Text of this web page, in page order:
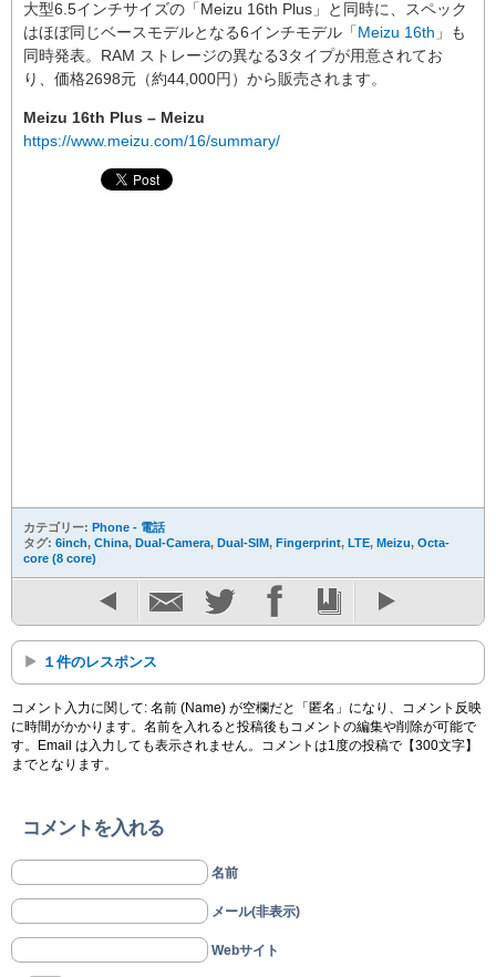
大型6.5インチサイズの「Meizu 16th Plus」と同時に、スペック
はほぼ同じベースモデルとなる6インチモデル「Meizu 16th 」も
同時発表。RAM ストレージの異なる3タイプが用意されてお
り、価格2698元（約44,000円）から販売されます。
Meizu 16th Plus – Meizu
https://www.meizu.com/16/summary/
カテゴリー: Phone - 電話
タグ: 6inch, China, Dual-Camera, Dual-SIM, Fingerprint, LTE, Meizu, Octa-
core (8 core)
１件のレスポンス
コメント入力に関して: 名前 (Name) が空欄だと「匿名」になり、コメント反映
に時間がかかります。名前を入れると投稿後もコメントの編集や削除が可能で
す。Email は入力しても表示されません。コメントは1度の投稿で【300文字】
までとなります。
コメントを入れる
名前
メール(非表示)
Webサイト